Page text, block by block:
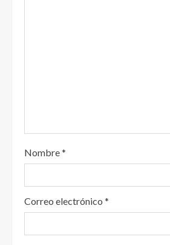
Nombre*
Correo electrónico *